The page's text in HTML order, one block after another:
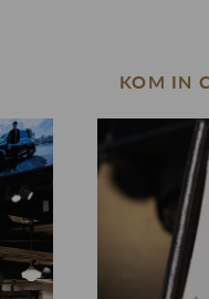
KOM IN